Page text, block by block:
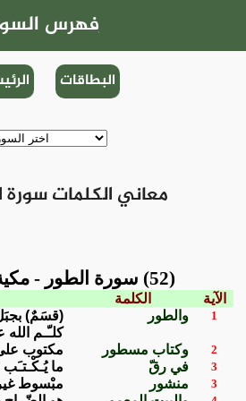
فهرس
البطاقات
52 - معاني الكلمات
(52) سورة الطور - مكية (آياتها 49)
الآية الكلمة
1 والطور
(قسَمٌ)
كلـّـم
2 وكتاب مسطور مكتوب
3 في رقّ ما
3 منشور مبْسوط